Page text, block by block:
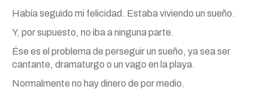
Había seguido mi felicidad. Estaba viviendo un sueño.
Y, por supuesto, no iba a ninguna parte.
Ése es el problema de perseguir un sueño, ya sea ser
cantante, dramaturgo o un vago en la playa.
Normalmente no hay dinero de por medio.